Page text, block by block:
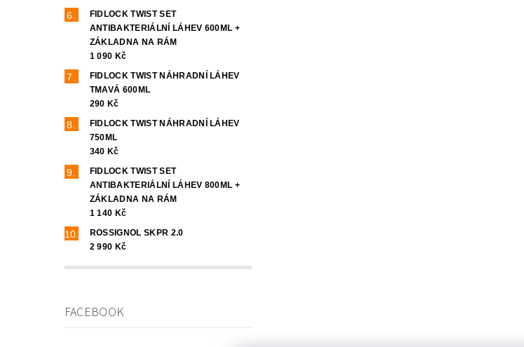
FIDLOCK TWIST SET
ANTIBAKTERIÁLNÍ LÁHEV 600ML +
ZÁKLADNA NA RÁM
1 090 Kč
FIDLOCK TWIST NÁHRADNÍ LÁHEV
TMAVÁ 600ML
290 Kč
FIDLOCK TWIST NÁHRADNÍ LÁHEV
750ML
340 Kč
FIDLOCK TWIST SET
ANTIBAKTERIÁLNÍ LÁHEV 800ML +
ZÁKLADNA NA RÁM
1 140 Kč
ROSSIGNOL SKPR 2.0
2 990 Kč
FACEBOOK